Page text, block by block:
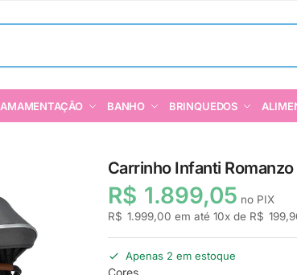
AMAMENTAÇÃO BANHO BRINQUEDOS
Carrinho Infanti
R$ 1.899,05 no PIX
R$ 1.999,00 em até 10x de R$
Apenas 2 em estoque